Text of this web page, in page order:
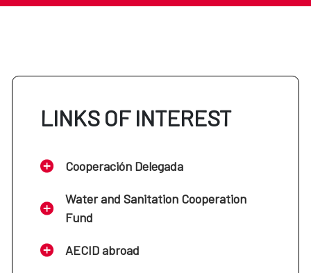
LINKS OF INTEREST
Cooperación Delegada
Water and Sanitation Cooperation
Fund
AECID abroad